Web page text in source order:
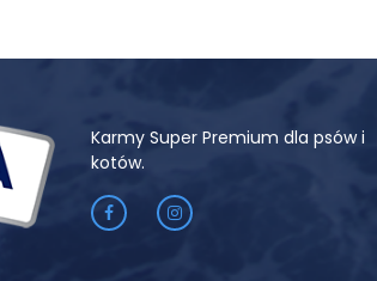
Karmy Super Premium dla psów i
kotów.